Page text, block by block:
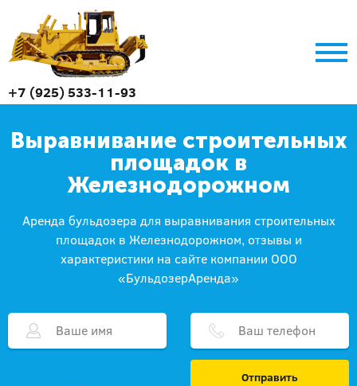
+7 (925) 533-11-93
Выравнивание строительных
площадок в
Железнодорожном
Аренда бульдозера для выравнивания строительных
площадок в Железнодорожном, отзывы и
характеристики на сайте компании ООО
«БульдозерАренда»
Отправить